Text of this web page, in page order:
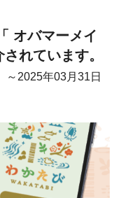
オバマーメイ
れています。
～2025年03月31日